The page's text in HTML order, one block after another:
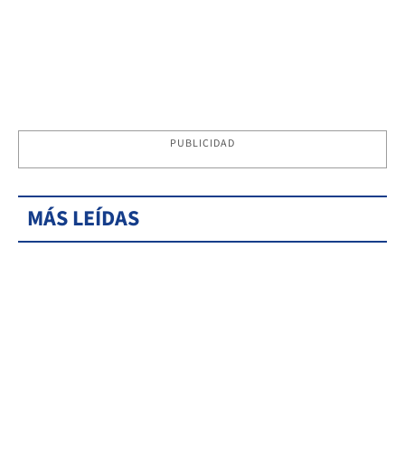
PUBLICIDAD
MÁS LEÍDAS